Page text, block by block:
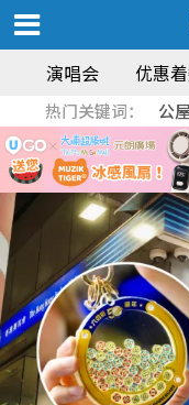
演唱会 优惠
热门关键词： 公